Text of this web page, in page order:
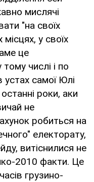
мислячі
"на своїх
у своїх
це
числі і по
устах самої Юлі
роки, аки
не
робиться на
електорату,
витіснилися не
2010 факти. Це
грузино-